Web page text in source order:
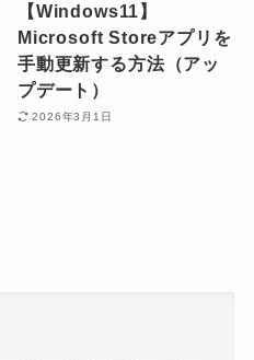
【Windows11】
Microsoft Storeアプリを
手動更新する方法（アッ
プデート）
2026年3月1日